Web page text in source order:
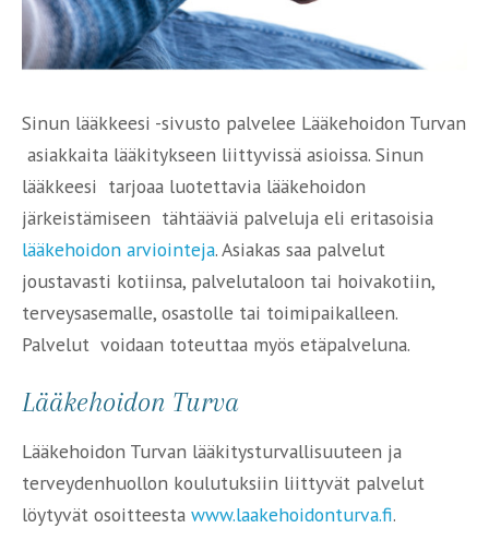
Sinun lääkkeesi -sivusto palvelee Lääkehoidon Turvan
asiakkaita lääkitykseen liittyvissä asioissa. Sinun
lääkkeesi tarjoaa luotettavia lääkehoidon
järkeistämiseen tähtääviä palveluja eli eritasoisia
lääkehoidon arviointeja. Asiakas saa palvelut
joustavasti kotiinsa, palvelutaloon tai hoivakotiin,
terveysasemalle, osastolle tai toimipaikalleen.
Palvelut voidaan toteuttaa myös etäpalveluna.
Lääkehoidon Turva
Lääkehoidon Turvan lääkitysturvallisuuteen ja
terveydenhuollon koulutuksiin liittyvät palvelut
löytyvät osoitteesta www.laakehoidonturva.fi.